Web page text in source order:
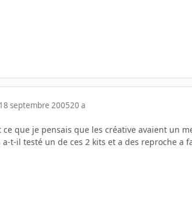
septembre 200520 a
ce que je pensais que les créative avaient un
t-il testé un de ces 2 kits et a des reproche a